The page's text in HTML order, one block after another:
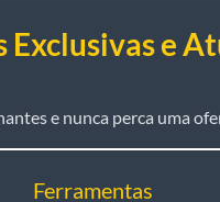
Exclusivas e
e nunca perca uma
Ferramentas